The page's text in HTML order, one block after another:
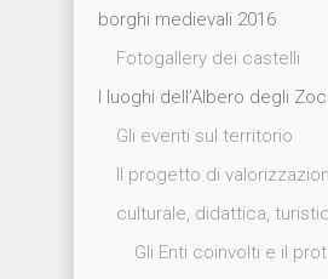
borghi medievali 2016
Fotogallery dei castelli
I luoghi dell’Albero degli
Gli eventi sul territorio
Il progetto di
culturale, didattica,
Gli Enti coinvolti e il